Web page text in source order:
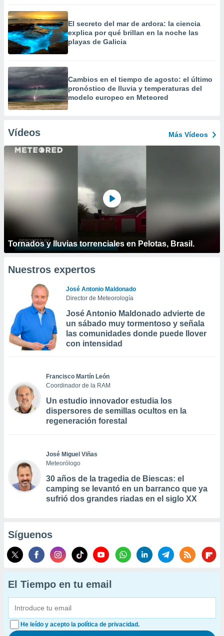
El secreto del mar de ardora: la ciencia
explica por qué brillan en la noche las
playas de Galicia
Cambios en el tiempo de agosto: el último
pronóstico de lluvia y temperaturas del
modelo europeo en Meteored
Vídeos Más Vídeos
Tornados y lluvias torrenciales en Pelotas, Brasil.
Nuestros expertos
José Antonio Maldonado
Director de Meteorología
José Antonio Maldonado advierte de
un sábado muy tormentoso y señala
las comunidades donde puede llover
con intensidad
Francisco Martín León
Coordinador de la RAM
Un estudio innovador estudia los
dispersores de semillas ocultos en la
regeneración forestal
José Miguel Viñas
Meteorólogo
30 años de la tragedia de Biescas: el
camping se levantó en un barranco que ya
sufrió dos grandes riadas en el siglo XX
Síguenos
El Tiempo en tu email
He leído y acepto la política de privacidad.